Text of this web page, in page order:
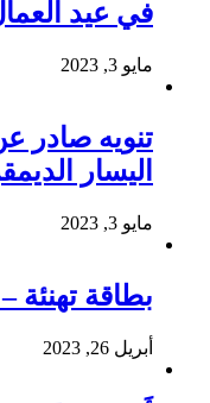
في عيد
مايو 3, 2023
تنويه صادر
اليسار
مايو 3, 2023
بطاقة
أبريل 26, 2023